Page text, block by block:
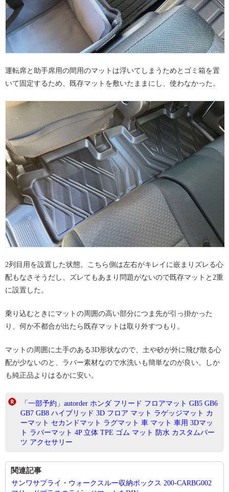
運転席と助手席用の間用のマットは浮いてしまうためとゴミ箱を置
いて固定するため、既存マットを敷いたままにし、使わなかった。
2列目用を設置した状態。こちら側は左右がキレイに嵌まりズレる心
配もなさそうだし、ズレてもあまり問題がないので既存マットと2重
に設置した。
乗り込むときにマットの周囲の高い部分につま先が引っ掛かった
り、何か不都合が出たら既存マットは取り外すつもり。
マットの周囲に土手のある3D形状なので、土や砂が外に飛び散る心
配が少ないのと、ラバー素材なので水洗いも簡単なのが良い。しか
も純正品よりはるかに安い。
「一部予約」autorder ホンダ フリード フロアマット GB5 GB6
GB7 GB8 ハイブリッド 3D フロア マット ラゲッジマット カ
ーマット セカンドマット ラグマット 車 マット 車用 3Dマッ
ト ラバーマット 4P 立体 TPE ゴム マット 防水 カスタムパー
ツ アクセサリー
関連記事
サンワサプライ・ウォークスルー収納ボックス 200-CARBG002